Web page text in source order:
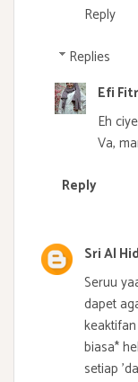
Reply
Replies
Efi
Eh
Va,
Reply
Sri Al
Seruu
dapet
biasa*
setiap